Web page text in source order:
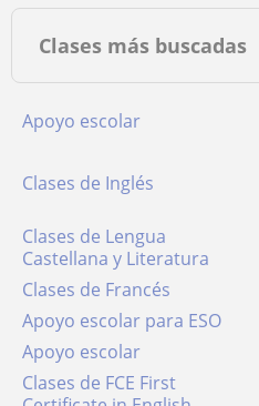
Clases más buscadas
Apoyo escolar
Clases de Inglés
Clases de Lengua
Castellana y Literatura
Clases de Francés
Apoyo escolar para ESO
Apoyo escolar
Clases de FCE First